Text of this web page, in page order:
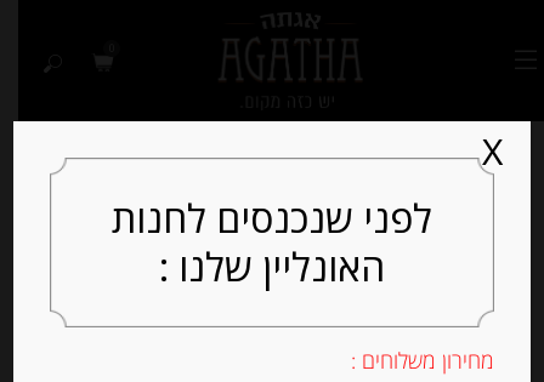
לפני שנכנסים לחנות
האונליין שלנו :
מחירון משלוחים :
X